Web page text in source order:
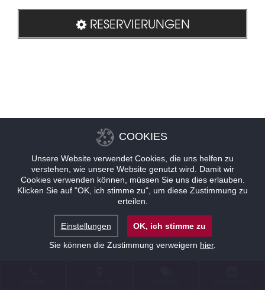
RESERVIERUNGEN
COOKIES
Unsere Website verwendet Cookies, die uns helfen zu
verstehen, wie unsere Website genutzt wird. Damit wir
Cookies verwenden können, müssen Sie uns dies erlauben.
Klicken Sie auf "OK, ich stimme zu", um diese Zustimmung zu
erteilen.
Einstellungen
OK, ich stimme zu
Sie können die Zustimmung verweigern hier.